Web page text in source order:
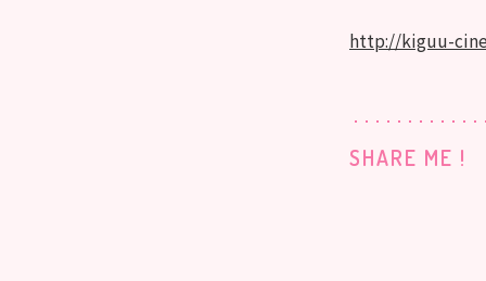
http://kiguu-
SHARE ME !